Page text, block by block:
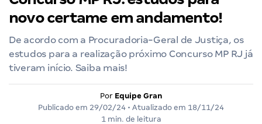
novo certame em andamento!
De acordo com a Procuradoria-Geral de Justiça, os
estudos para a realização próximo Concurso MP RJ já
tiveram início. Saiba mais!
Por Equipe Gran
Publicado em 29/02/24 • Atualizado em 18/11/24
1 min. de leitura